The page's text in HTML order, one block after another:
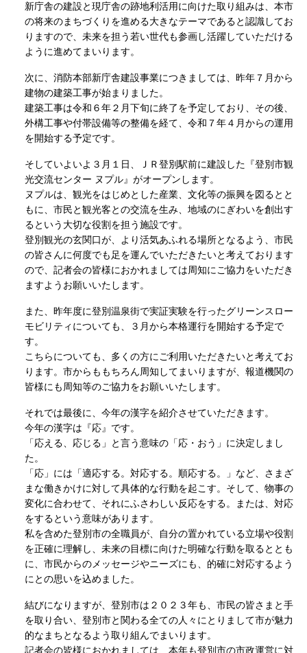
新庁舎の建設と現庁舎の跡地利活用に向けた取り組みは、本市
の将来のまちづくりを進める大きなテーマであると認識してお
りますので、未来を担う若い世代も参画し活躍していただける
ように進めてまいります。
次に、消防本部新庁舎建設事業につきましては、昨年７月から
建物の建築工事が始まりました。
建築工事は令和６年２月下旬に終了を予定しており、その後、
外構工事や付帯設備等の整備を経て、令和７年４月からの運用
を開始する予定です。
そしていよいよ３月１日、ＪＲ登別駅前に建設した『登別市観
光交流センター ヌプル』がオープンします。
ヌプルは、観光をはじめとした産業、文化等の振興を図るとと
もに、市民と観光客との交流を生み、地域のにぎわいを創出す
るという大切な役割を担う施設です。
登別観光の玄関口が、より活気あふれる場所となるよう、市民
の皆さんに何度でも足を運んでいただきたいと考えております
ので、記者会の皆様におかれましては周知にご協力をいただき
ますようお願いいたします。
また、昨年度に登別温泉街で実証実験を行ったグリーンスロー
モビリティについても、３月から本格運行を開始する予定で
す。
こちらについても、多くの方にご利用いただきたいと考えてお
ります。市からももちろん周知してまいりますが、報道機関の
皆様にも周知等のご協力をお願いいたします。
それでは最後に、今年の漢字を紹介させていただきます。
今年の漢字は『応』です。
「応える、応じる」と言う意味の「応・おう」に決定しまし
た。
「応」には「適応する。対応する。順応する。」など、さまざ
まな働きかけに対して具体的な行動を起こす。そして、物事の
変化に合わせて、それにふさわしい反応をする。または、対応
をするという意味があります。
私を含めた登別市の全職員が、自分の置かれている立場や役割
を正確に理解し、未来の目標に向けた明確な行動を取るととも
に、市民からのメッセージやニーズにも、的確に対応するよう
にとの思いを込めました。
結びになりますが、登別市は２０２３年も、市民の皆さまと手
を取り合い、登別市と関わる全ての人々にとりまして市が魅力
的なまちとなるよう取り組んでまいります。
記者会の皆様におかれましては、本年も登別市の市政運営に対